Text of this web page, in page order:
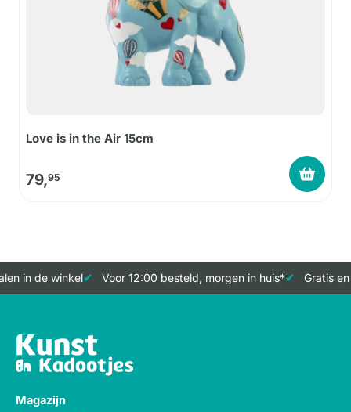
Love is in the Air 15cm
79,95
in de winkel Voor 12:00 besteld, morgen in huis* Gratis
Magazijn